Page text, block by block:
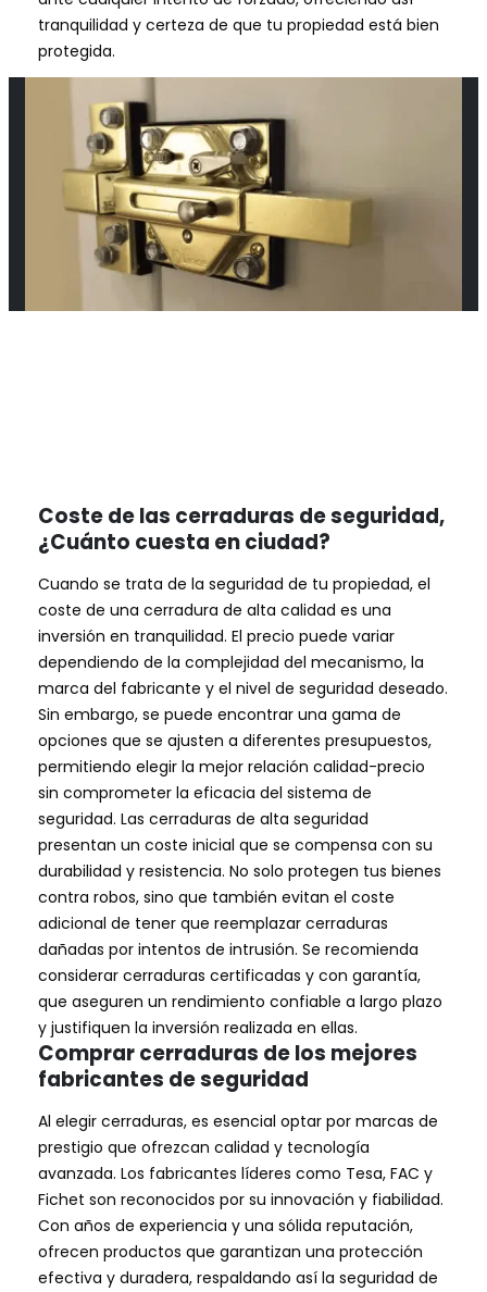
tranquilidad y certeza de que tu propiedad está bien
protegida.
Coste de las cerraduras de seguridad,
¿Cuánto cuesta en ciudad?
Cuando se trata de la seguridad de tu propiedad, el
coste de una cerradura de alta calidad es una
inversión en tranquilidad. El precio puede variar
dependiendo de la complejidad del mecanismo, la
marca del fabricante y el nivel de seguridad deseado.
Sin embargo, se puede encontrar una gama de
opciones que se ajusten a diferentes presupuestos,
permitiendo elegir la mejor relación calidad-precio
sin comprometer la eficacia del sistema de
seguridad. Las cerraduras de alta seguridad
presentan un coste inicial que se compensa con su
durabilidad y resistencia. No solo protegen tus bienes
contra robos, sino que también evitan el coste
adicional de tener que reemplazar cerraduras
dañadas por intentos de intrusión. Se recomienda
considerar cerraduras certificadas y con garantía,
que aseguren un rendimiento confiable a largo plazo
y justifiquen la inversión realizada en ellas.
Comprar cerraduras de los mejores
fabricantes de seguridad
Al elegir cerraduras, es esencial optar por marcas de
prestigio que ofrezcan calidad y tecnología
avanzada. Los fabricantes líderes como Tesa, FAC y
Fichet son reconocidos por su innovación y fiabilidad.
Con años de experiencia y una sólida reputación,
ofrecen productos que garantizan una protección
efectiva y duradera, respaldando así la seguridad de